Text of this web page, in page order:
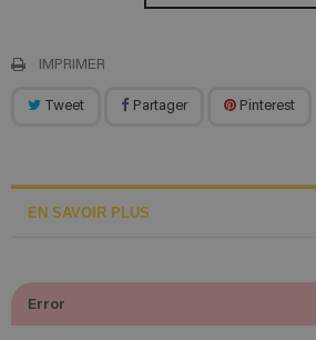
IMPRIMER
Tweet Partager Pinterest
EN SAVOIR PLUS
Error